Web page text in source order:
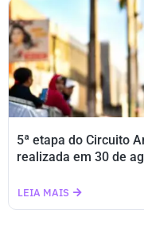
5ª etapa do Circuito
realizada em 30 de
LEIA MAIS